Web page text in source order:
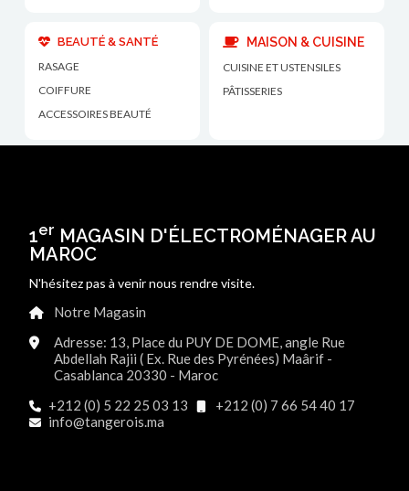
BEAUTÉ & SANTÉ
RASAGE
COIFFURE
ACCESSOIRES BEAUTÉ
MAISON & CUISINE
CUISINE ET USTENSILES
PÂTISSERIES
1er MAGASIN D'ÉLECTROMÉNAGER AU
MAROC
N'hésitez pas à venir nous rendre visite.
Notre Magasin
Adresse: 13, Place du PUY DE DOME, angle Rue
Abdellah Rajii ( Ex. Rue des Pyrénées) Maârif -
Casablanca 20330 - Maroc
+212 (0) 5 22 25 03 13
+212 (0) 7 66 54 40 17
info@tangerois.ma